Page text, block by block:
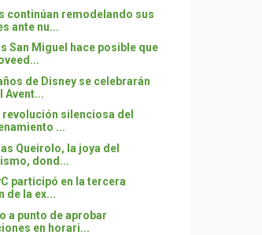
continúan remodelando sus
ante nu...
San Miguel hace posible que
de Disney se celebrarán
Avent...
revolución silenciosa del
...
Queirolo, la joya del
dond...
participó en la tercera
de la ex...
a punto de aprobar
en horari...